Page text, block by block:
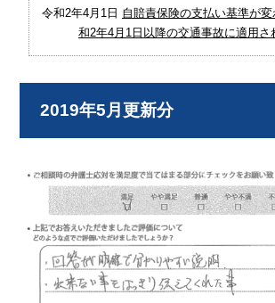
令和2年4月1日 自賠責保険の支払い基準が
和2年4月1日以降の交通事故に適用さ
2019年5月更新分